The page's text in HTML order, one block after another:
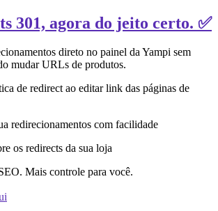
301, agora do jeito certo. ✅
direto no painel da Yampi sem
mudar URLs de produtos.
de redirect ao editar link das páginas de
redirecionamentos com facilidade
os redirects da sua loja
Mais controle para você.